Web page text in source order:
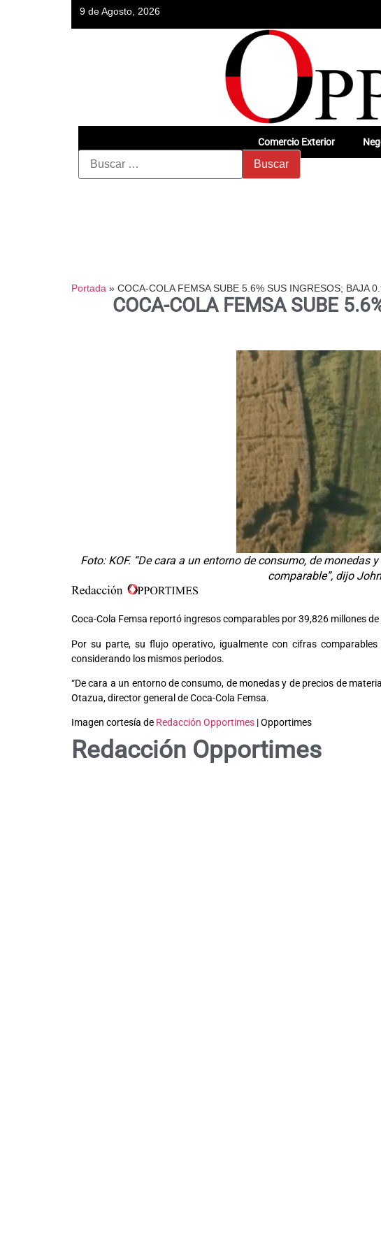
9 de Agosto, 2026
Comercio Exterior
Portada » COCA-COLA FEMSA SUBE 5.6% SUS INGRESOS; BAJA
COCA-COLA FEMSA SUBE
Foto: KOF. “De cara a un entorno de consumo, de
comparable”, dijo
Coca-Cola Femsa reportó ingresos comparables por 39,826 millones
Por su parte, su flujo operativo, igualmente con cifras
considerando los mismos periodos.
“De cara a un entorno de consumo, de monedas y de precios de
Otazua, director general de Coca-Cola Femsa.
Imagen cortesía de Redacción Opportimes | Opportimes
Redacción Opportimes